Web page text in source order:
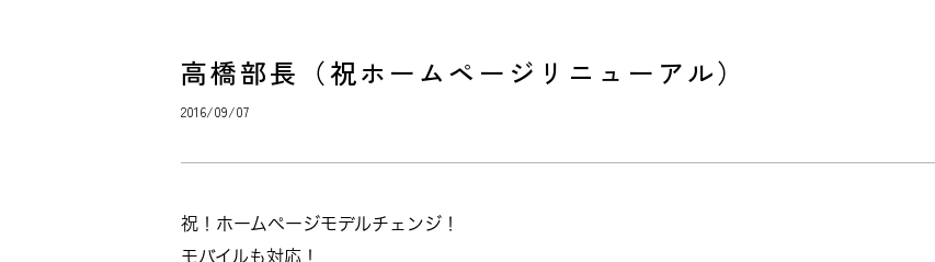
高橋部長（祝ホームページリニューアル）
2016/09/07
祝！ホームページモデルチェンジ！
モバイルも対応！